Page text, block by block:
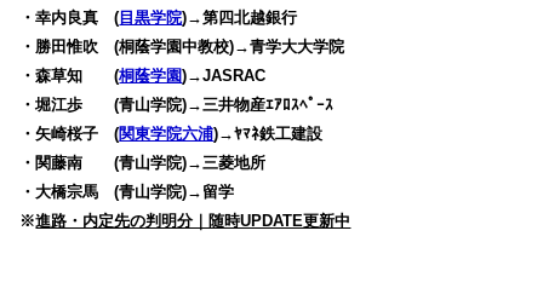
・幸内良真 ( 目黒学院)→第四北越銀行
・勝田惟吹 (桐蔭学園中教校)→青学大大学院
・森草知 (桐蔭学園)→JASRAC
・堀江歩 (青山学院)→三井物産ｴｱﾛｽﾍﾟｰｽ
・矢崎桜子 (関東学院六浦)→ﾔﾏﾈ鉄工建設
・関藤南 (青山学院)→三菱地所
・大橋宗馬 (青山学院)→留学
※進路・内定先の判明分｜随時UPDATE更新中